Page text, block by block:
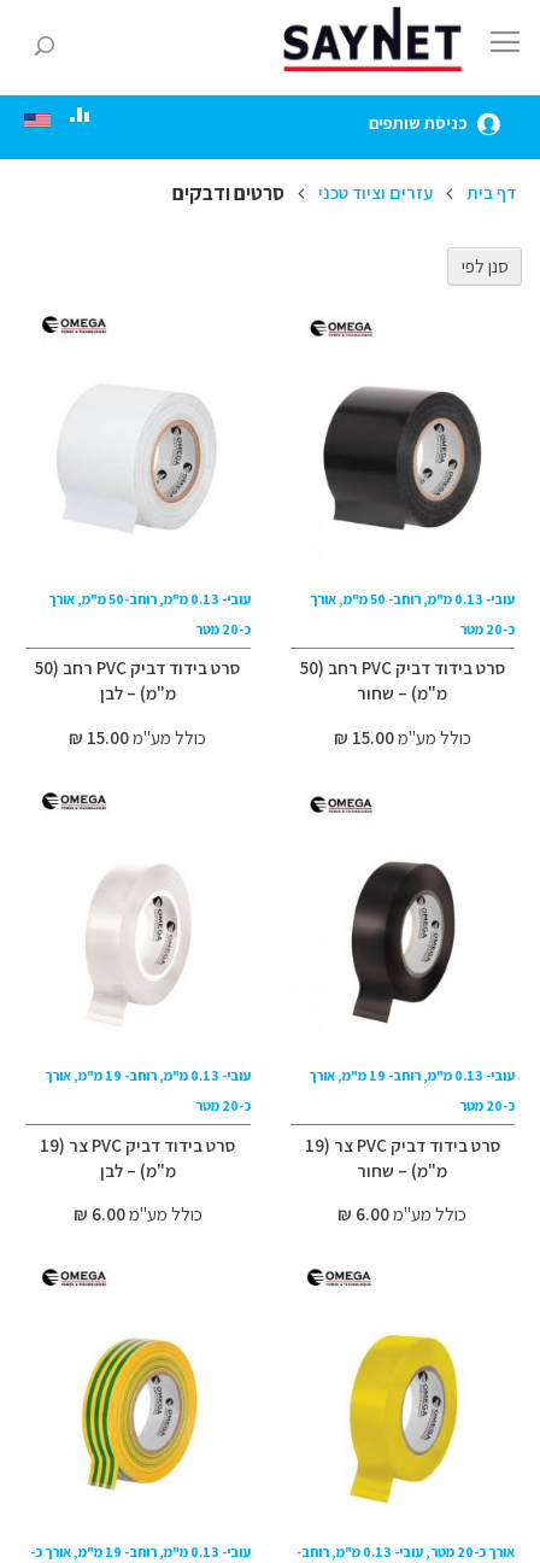
to
Content
כניסת שותפים
דף בית עזרים וציוד טכני סרטים ודבקים
עובי- 0.13 מ"מ, רוחב- 50 מ"מ, אורך
כ-20 מטר
סרט בידוד דביק PVC רחב (50
מ"מ) – שחור
כולל מע"מ15.00 ₪
עובי- 0.13 מ"מ, רוחב-50 מ"מ, אורך
כ-20 מטר
סרט בידוד דביק PVC רחב (50
מ"מ) – לבן
כולל מע"מ15.00 ₪
עובי- 0.13 מ"מ, רוחב- 19 מ"מ, אורך
כ-20 מטר
סרט בידוד דביק PVC צר (19
מ"מ) – שחור
כולל מע"מ6.00 ₪
עובי- 0.13 מ"מ, רוחב- 19 מ"מ, אורך
כ-20 מטר
סרט בידוד דביק PVC צר (19
מ"מ) – לבן
כולל מע"מ6.00 ₪
אורך כ-20 מטר, עובי- 0.13 מ"מ, רוחב-
עובי- 0.13 מ"מ, רוחב- 19 מ"מ, אורך כ-
סנן לפי